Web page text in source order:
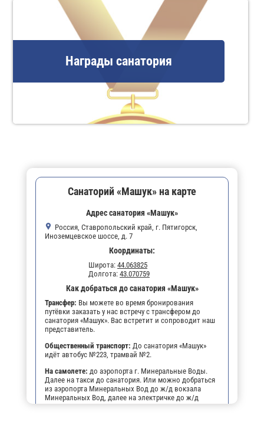
Награды санатория
Санаторий «Машук» на карте
Адрес санатория «Машук»
Россия, Ставропольский край, г. Пятигорск,
Иноземцевское шоссе, д. 7
Координаты:
Широта: 44.063825
Долгота: 43.070759
Как добраться до санатория «Машук»
Трансфер: Вы можете во время бронирования
путёвки заказать у нас встречу с трансфером до
санатория «Машук». Вас встретит и сопроводит наш
представитель.
Общественный транспорт: До санатория «Машук»
идёт автобус №223, трамвай №2.
На самолете: до аэропорта г. Минеральные Воды.
Далее на такси до санатория. Или можно добраться
из аэропорта Минеральных Вод до ж/д вокзала
Минеральных Вод, далее на электричке до ж/д
станции города Пятигорска, далее на трамвае №2 до